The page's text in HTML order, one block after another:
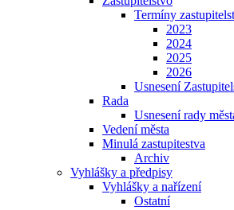
Termíny
2023
2024
2025
2026
Usnesení
Rada
Usnesení rady
Vedení města
Minulá zastupitestva
Archiv
Vyhlášky a předpisy
Vyhlášky a nařízení
Ostatní